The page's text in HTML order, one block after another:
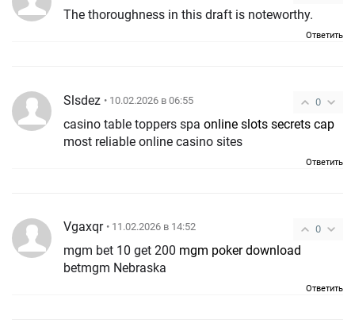
The thoroughness in this draft is noteworthy.
Ответить
0
Slsdez • 10.02.2026 в 06:55
casino table toppers spa online slots secrets cap
most reliable online casino sites
Ответить
0
Vgaxqr • 11.02.2026 в 14:52
mgm bet 10 get 200 mgm poker download
betmgm Nebraska
Ответить